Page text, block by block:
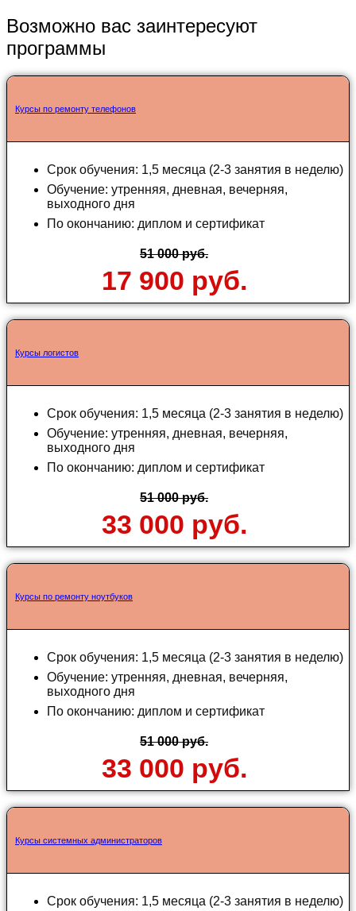
Возможно вас заинтересуют
программы
Курсы по ремонту телефонов
Срок обучения: 1,5 месяца (2-3 занятия в неделю)
Обучение: утренняя, дневная, вечерняя,
выходного дня
По окончанию: диплом и сертификат
51 000 руб.
17 900 руб.
Курсы логистов
Срок обучения: 1,5 месяца (2-3 занятия в неделю)
Обучение: утренняя, дневная, вечерняя,
выходного дня
По окончанию: диплом и сертификат
51 000 руб.
33 000 руб.
Курсы по ремонту ноутбуков
Срок обучения: 1,5 месяца (2-3 занятия в неделю)
Обучение: утренняя, дневная, вечерняя,
выходного дня
По окончанию: диплом и сертификат
51 000 руб.
33 000 руб.
Курсы системных администраторов
Срок обучения: 1,5 месяца (2-3 занятия в неделю)